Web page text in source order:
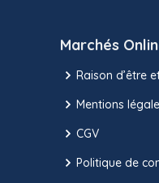
Marchés
Raison d’être
Mentions
CGV
Politique de